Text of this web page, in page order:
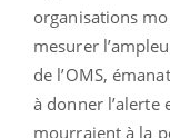
organisations
mesurer
de l’OMS,
à donner l’alerte
mourraient à la